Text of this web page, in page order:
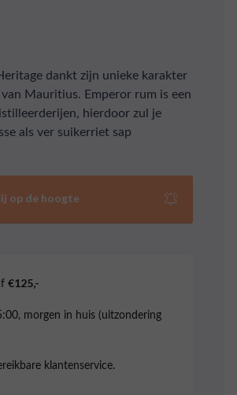
dankt zijn unieke karakter
Mauritius. Emperor rum is een
hierdoor zul je
als ver suikerriet sap
op de hoogte
€125,-
morgen in huis (uitzondering
klantenservice.